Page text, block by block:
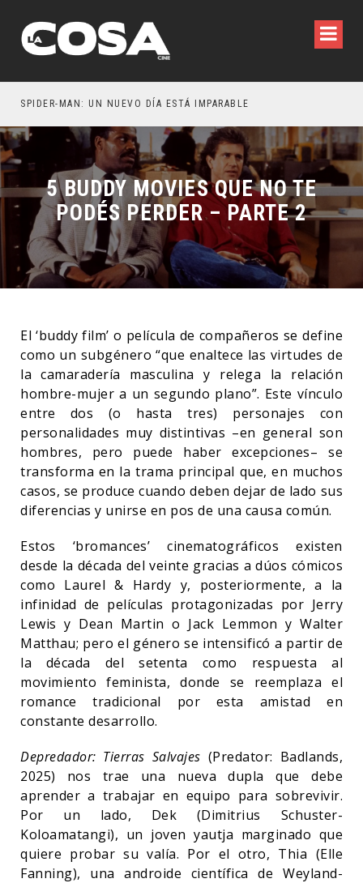
SPIDER-MAN: UN NUEVO DÍA ESTÁ IMPARABLE
5 BUDDY MOVIES QUE NO TE
PODÉS PERDER – PARTE 2
El ‘buddy film’ o película de compañeros se define
como un subgénero “que enaltece las virtudes de
la camaradería masculina y relega la relación
hombre-mujer a un segundo plano”. Este vínculo
entre dos (o hasta tres) personajes con
personalidades muy distintivas –en general son
hombres, pero puede haber excepciones– se
transforma en la trama principal que, en muchos
casos, se produce cuando deben dejar de lado sus
diferencias y unirse en pos de una causa común.
Estos ‘bromances’ cinematográficos existen
desde la década del veinte gracias a dúos cómicos
como Laurel & Hardy y, posteriormente, a la
infinidad de películas protagonizadas por Jerry
Lewis y Dean Martin o Jack Lemmon y Walter
Matthau; pero el género se intensificó a partir de
la década del setenta como respuesta al
movimiento feminista, donde se reemplaza el
romance tradicional por esta amistad en
constante desarrollo.
Depredador: Tierras Salvajes (Predator: Badlands,
2025) nos trae una nueva dupla que debe
aprender a trabajar en equipo para sobrevivir.
Por un lado, Dek (Dimitrius Schuster-
Koloamatangi), un joven yautja marginado que
quiere probar su valía. Por el otro, Thia (Elle
Fanning), una androide científica de Weyland-